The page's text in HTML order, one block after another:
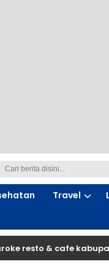
Travel
resto & cafe